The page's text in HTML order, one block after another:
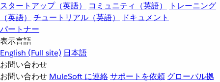
スタートアップ（英語）
コミュニティ（英語）
トレーニング
（英語）
チュートリアル（英語）
ドキュメント
パートナー
表示言語
English (Full site) 日本語
お問い合わせ
お問い合わせ MuleSoft に連絡サポートを依頼 グローバル拠